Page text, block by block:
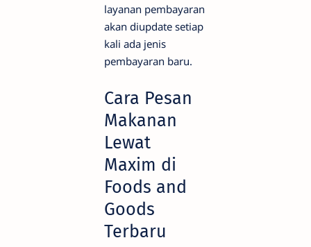
layanan pembayaran
akan diupdate setiap
kali ada jenis
pembayaran baru.
Cara Pesan
Makanan
Lewat
Maxim di
Foods and
Goods
Terbaru